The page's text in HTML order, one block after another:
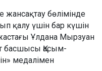
бөлімінде
қалу үшін бар күшін
Ұлдана Мырзуан
басшысы Қасым-
медалімен